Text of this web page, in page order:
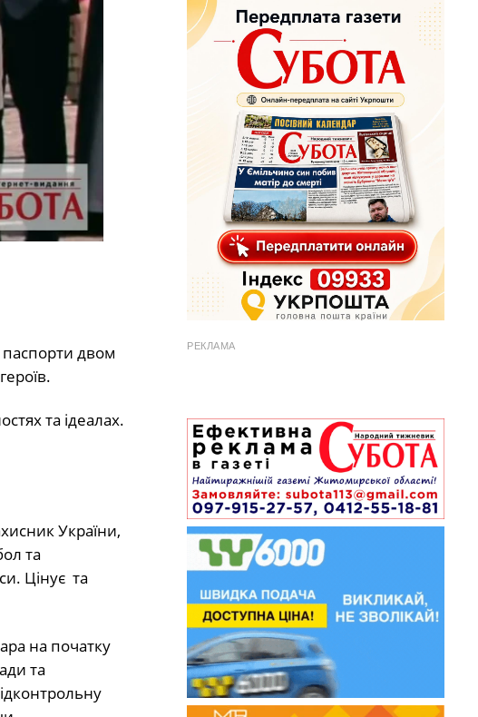
двом
та ідеалах.
України,
та
Цінує та
на початку
та
РЕКЛАМА